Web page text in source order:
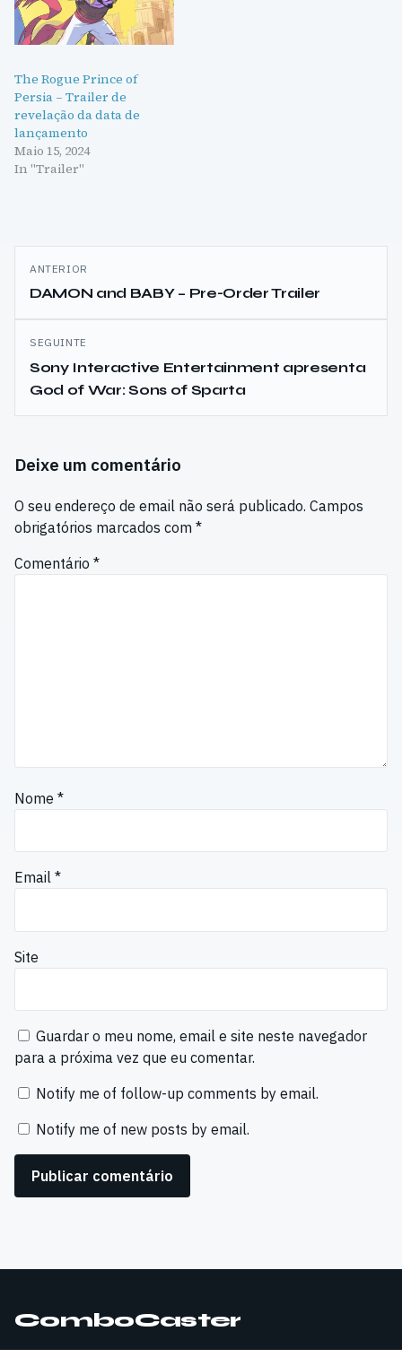
The Rogue Prince of
Persia – Trailer de
revelação da data de
lançamento
Maio 15, 2024
In "Trailer"
Navegação
de
artigos
ANTERIOR
DAMON and BABY – Pre-Order Trailer
SEGUINTE
Sony Interactive Entertainment apresenta
God of War: Sons of Sparta
Deixe um comentário
O seu endereço de email não será publicado. Campos
obrigatórios marcados com *
Comentário *
Nome *
Email *
Site
Guardar o meu nome, email e site neste navegador
para a próxima vez que eu comentar.
Notify me of follow-up comments by email.
Notify me of new posts by email.
ComboCaster